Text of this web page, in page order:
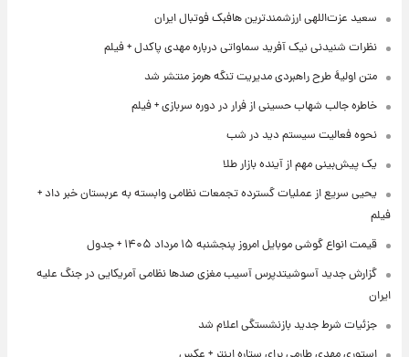
سعید عزت‌اللهی ارزشمندترین هافبک فوتبال ایران
نظرات شنیدنی نیک آفرید سماواتی درباره مهدی پاکدل + فیلم
متن اولیۀ طرح راهبردی مدیریت تنگه هرمز منتشر شد
خاطره جالب شهاب حسینی از فرار در دوره سربازی + فیلم
نحوه فعالیت سیستم دید در شب
یک پیش‌بینی مهم از آینده بازار طلا
یحیی سریع از عملیات گسترده تجمعات نظامی وابسته به عربستان خبر داد +
فیلم
قیمت انواع گوشی موبایل امروز پنجشنبه ۱۵ مرداد ۱۴۰۵ + جدول
گزارش جدید آسوشیتدپرس آسیب مغزی صدها نظامی آمریکایی در جنگ علیه
ایران
جزئیات شرط جدید بازنشستگی اعلام شد